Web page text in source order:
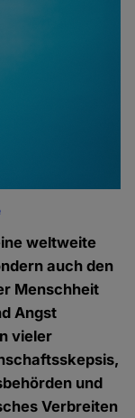
weltweite
auch den
Menschheit
Angst
vieler
und
Verbreiten